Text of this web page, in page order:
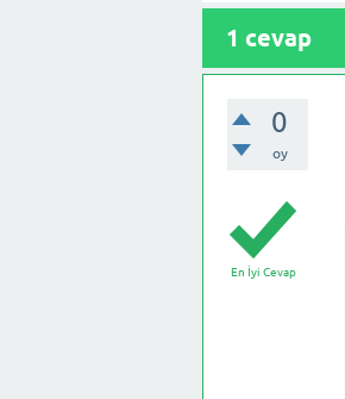
1 cevap
0
oy
En İyi Cevap